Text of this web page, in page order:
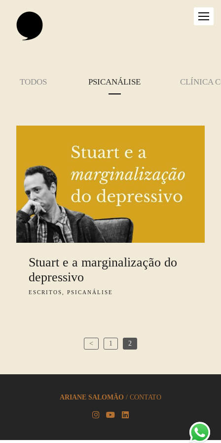
TODOS PSICANÁLISE CLÍNICA
Stuart e a marginalização do
depressivo
ESCRITOS, PSICANÁLISE
< 1 2
ARIANE SALOMÃO / CONTATO